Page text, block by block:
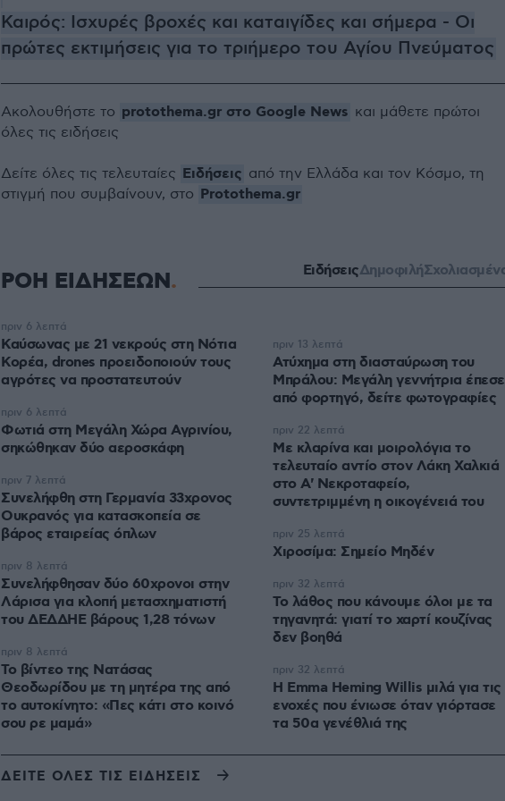
Καιρός: Ισχυρές βροχές και καταιγίδες και σήμερα - Οι
πρώτες εκτιμήσεις για το τριήμερο του Αγίου Πνεύματος
Ακολουθήστε το protothema.gr στο Google News και μάθετε πρώτοι
όλες τις ειδήσεις
Δείτε όλες τις τελευταίες Ειδήσεις από την Ελλάδα και τον Κόσμο, τη
στιγμή που συμβαίνουν, στο Protothema.gr
ΡΟΗ ΕΙΔΗΣΕΩΝ ΕιδήσειςΔημοφιλή
Καύσωνας με 21 νεκρούς στη Νότια
Κορέα, drones προειδοποιούν τους
αγρότες να προστατευτούν
πριν 6 λεπτά
Φωτιά στη Μεγάλη Χώρα Αγρινίου,
σηκώθηκαν δύο αεροσκάφη
πριν 6 λεπτά
Συνελήφθη στη Γερμανία 33χρονος
Ουκρανός για κατασκοπεία σε
βάρος εταιρείας όπλων
πριν 7 λεπτά
Συνελήφθησαν δύο 60χρονοι στην
Λάρισα για κλοπή μετασχηματιστή
του ΔΕΔΔΗΕ βάρους 1,28 τόνων
πριν 8 λεπτά
Το βίντεο της Νατάσας
Θεοδωρίδου με τη μητέρα της από
το αυτοκίνητο: «Πες κάτι στο κοινό
σου ρε μαμά»
πριν 8 λεπτά
Ατύχημα στη διασταύρωση του
Μπράλου: Μεγάλη γεννήτρια έπεσε
από φορτηγό, δείτε φωτογραφίες
πριν 13 λεπτά
Με κλαρίνα και μοιρολόγια το
τελευταίο αντίο στον Λάκη Χαλκιά
στο A' Νεκροταφείο,
συντετριμμένη η οικογένειά του
πριν 22 λεπτά
Χιροσίμα: Σημείο Μηδέν
πριν 25 λεπτά
Το λάθος που κάνουμε όλοι με τα
τηγανητά: γιατί το χαρτί κουζίνας
δεν βοηθά
πριν 32 λεπτά
H Emma Heming Willis μιλά για τις
ενοχές που ένιωσε όταν γιόρτασε
τα 50α γενέθλιά της
πριν 32 λεπτά
ΔΕΙΤΕ ΟΛΕΣ ΤΙΣ ΕΙΔΗΣΕΙΣ